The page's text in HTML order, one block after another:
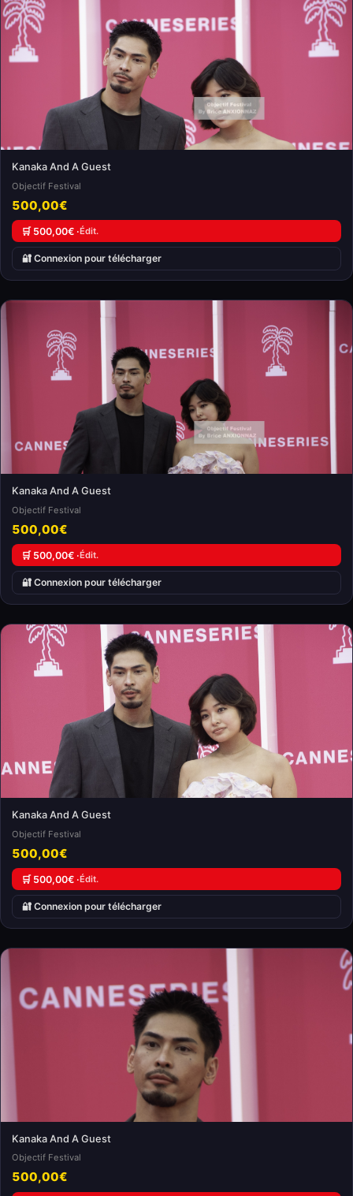
Kanaka And A Guest
Objectif Festival
500,00€
🛒 500,00€ ·Édit.
🔐 Connexion pour télécharger
Kanaka And A Guest
Objectif Festival
500,00€
🛒 500,00€ ·Édit.
🔐 Connexion pour télécharger
Kanaka And A Guest
Objectif Festival
500,00€
🛒 500,00€ ·Édit.
🔐 Connexion pour télécharger
Kanaka And A Guest
Objectif Festival
500,00€